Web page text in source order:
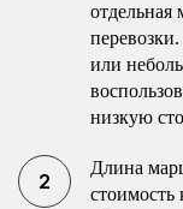
отдельная
или
низкую
Длина
стоимость